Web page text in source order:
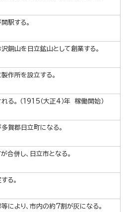
駅する。
銅山を日立鉱山として創業する。
作所を設立する。
る。 （1915（大正4）年 稼働開始）
賀郡日立町になる。
合併し、日立市となる。
る。
により、市内の約7割が灰になる。